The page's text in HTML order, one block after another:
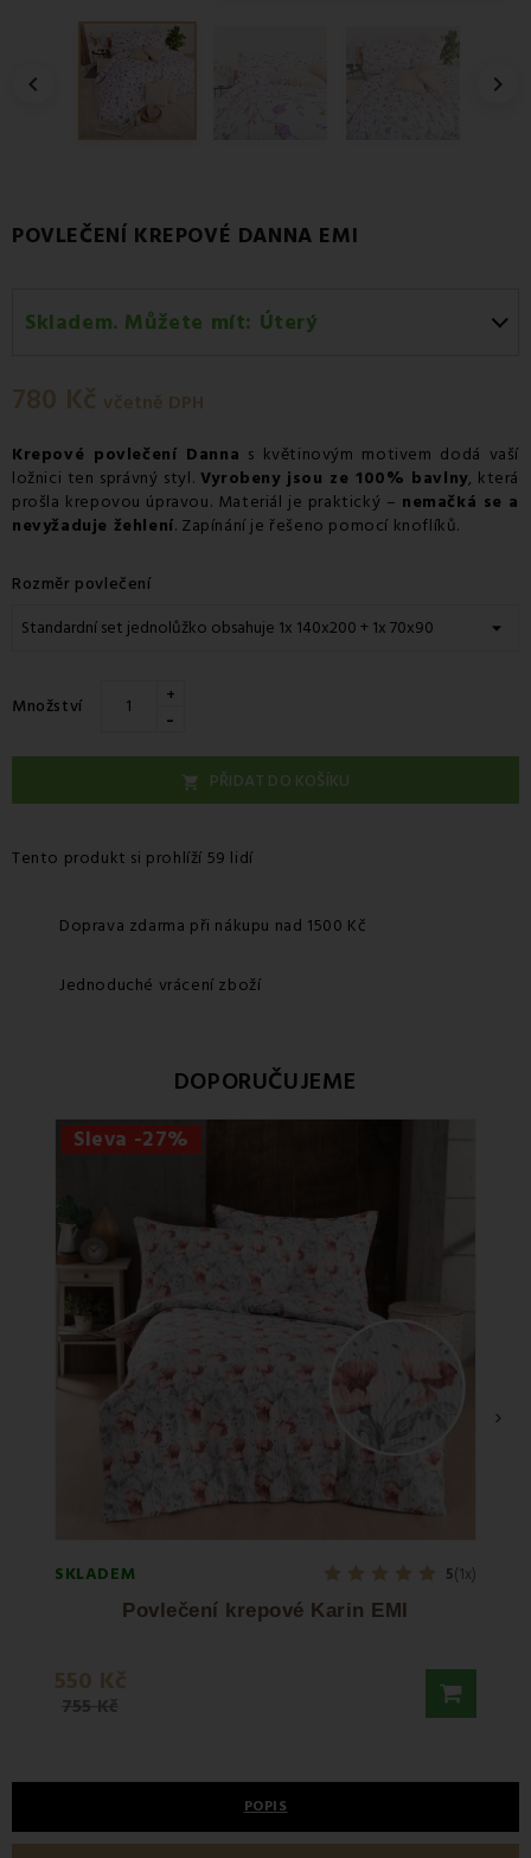
 
POVLEČENÍ KREPOVÉ DANNA EMI
Skladem. Můžete mít: Úterý
Zásilkovna.
780 Kč včetně DPH
Krepové povlečení Danna s květinovým motivem dodá vaší
ložnici ten správný styl. Vyrobeny jsou ze 100% bavlny, která
prošla krepovou úpravou. Materiál je praktický – nemačká se a
nevyžaduje žehlení. Zapínání je řešeno pomocí knoflíků.
Rozměr povlečení
Množství +
-
 PŘIDAT DO KOŠÍKU
Tento produkt si prohlíží 59 lidí
Doprava zdarma při nákupu nad 1500 Kč
Jednoduché vrácení zboží
DOPORUČUJEME
Sleva -27%
SKLADEM 5(1x)
Povlečení krepové Karin EMI
550 Kč
755 Kč
›
POPIS